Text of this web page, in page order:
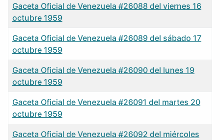
Gaceta Oficial de Venezuela #26088 del viernes 16
octubre 1959
Gaceta Oficial de Venezuela #26089 del sábado 17
octubre 1959
Gaceta Oficial de Venezuela #26090 del lunes 19
octubre 1959
Gaceta Oficial de Venezuela #26091 del martes 20
octubre 1959
Gaceta Oficial de Venezuela #26092 del miércoles